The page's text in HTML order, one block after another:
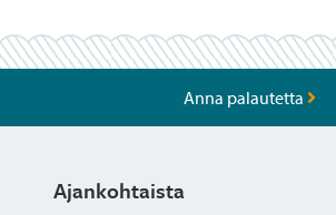
Anna palautetta
Ajankohtaista